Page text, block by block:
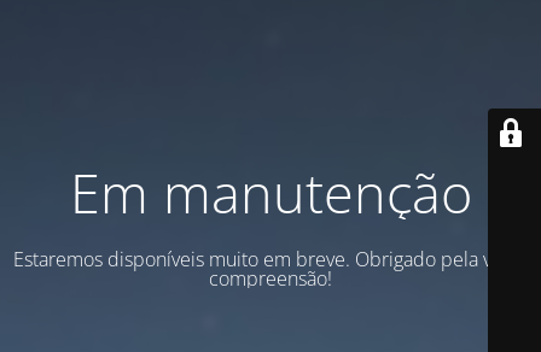
Em manutenção
Estaremos disponíveis muito em breve. Obrigado pela vossa
compreensão!